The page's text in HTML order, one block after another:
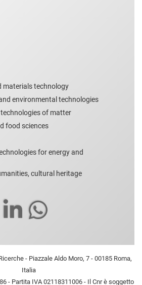
materials technology
environmental technologies
of matter
food sciences
for energy and
cultural heritage
- Piazzale Aldo Moro, 7 - 00185 Roma,
Italia
- Partita IVA 02118311006 - Il Cnr è soggetto